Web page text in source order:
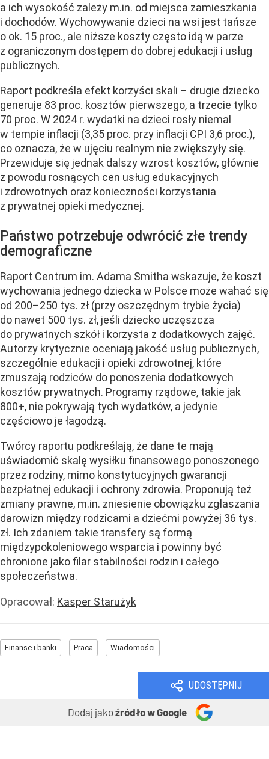
a ich wysokość zależy m.in. od miejsca zamieszkania
i dochodów. Wychowywanie dzieci na wsi jest tańsze
o ok. 15 proc., ale niższe koszty często idą w parze
z ograniczonym dostępem do dobrej edukacji i usług
publicznych.
Raport podkreśla efekt korzyści skali – drugie dziecko
generuje 83 proc. kosztów pierwszego, a trzecie tylko
70 proc. W 2024 r. wydatki na dzieci rosły niemal
w tempie inflacji (3,35 proc. przy inflacji CPI 3,6 proc.),
co oznacza, że w ujęciu realnym nie zwiększyły się.
Przewiduje się jednak dalszy wzrost kosztów, głównie
z powodu rosnących cen usług edukacyjnych
i zdrowotnych oraz konieczności korzystania
z prywatnej opieki medycznej.
Państwo potrzebuje odwrócić złe trendy
demograficzne
Raport Centrum im. Adama Smitha wskazuje, że koszt
wychowania jednego dziecka w Polsce może wahać się
od 200–250 tys. zł (przy oszczędnym trybie życia)
do nawet 500 tys. zł, jeśli dziecko uczęszcza
do prywatnych szkół i korzysta z dodatkowych zajęć.
Autorzy krytycznie oceniają jakość usług publicznych,
szczególnie edukacji i opieki zdrowotnej, które
zmuszają rodziców do ponoszenia dodatkowych
kosztów prywatnych. Programy rządowe, takie jak
800+, nie pokrywają tych wydatków, a jedynie
częściowo je łagodzą.
Twórcy raportu podkreślają, że dane te mają
uświadomić skalę wysiłku finansowego ponoszonego
przez rodziny, mimo konstytucyjnych gwarancji
bezpłatnej edukacji i ochrony zdrowia. Proponują też
zmiany prawne, m.in. zniesienie obowiązku zgłaszania
darowizn między rodzicami a dziećmi powyżej 36 tys.
zł. Ich zdaniem takie transfery są formą
międzypokoleniowego wsparcia i powinny być
chronione jako filar stabilności rodzin i całego
społeczeństwa.
Opracował: Kasper Starużyk
Finanse i banki Praca Wiadomości
UDOSTĘPNIJ
Dodaj jakoźródło w Google